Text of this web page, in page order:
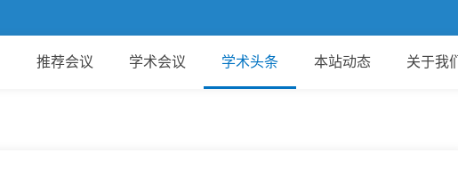
推荐会议 学术会议 学术头条 本站动态 关于我们